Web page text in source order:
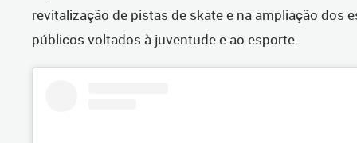
revitalização de pistas de skate e na ampliação dos
públicos voltados à juventude e ao esporte.